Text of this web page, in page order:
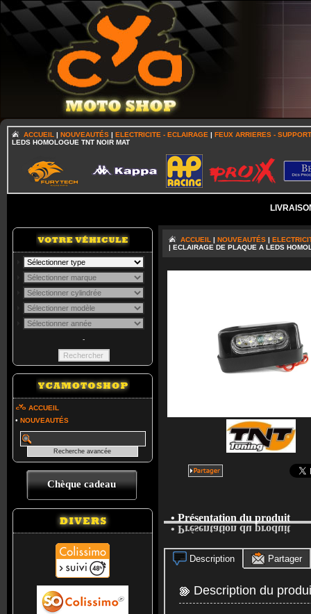
ACCUEIL | NOUVEAUTÉS | ELECTRICITE - ECLAIRAGE | FEUX ARRIERES -
LEDS HOMOLOGUE TNT NOIR MAT
-
ACCUEIL
• NOUVEAUTÉS
Chèque cadeau
ACCUEIL | NOUVEAUTÉS |
| ECLAIRAGE DE PLAQUE A LEDS
• Présentation du produit
• Présentation du produit
Description Partager
Description du